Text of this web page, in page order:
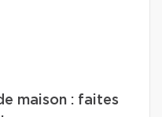
maison : faites